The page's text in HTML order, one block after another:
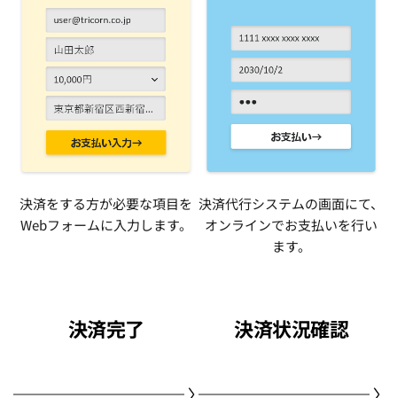
決済をする方が必要な項目を
Webフォームに入力します。
決済代行システムの画面にて、
オンラインでお支払いを行い
ます。
決済完了 決済状況確認